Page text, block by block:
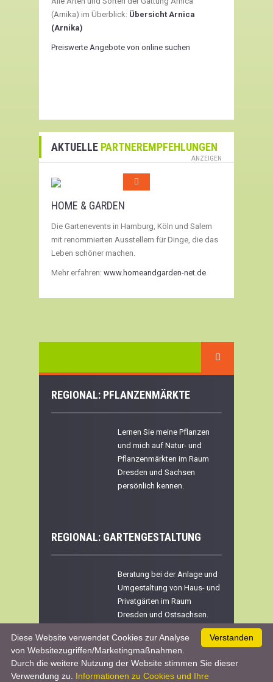
(Arnika) im Überblick: Übersicht Arnica
(Arnika)
Preiswerte Angebote von online suchen
AKTUELLE PARTNEREMPFEHLUNGEN
ANZEIGEN
HOME & GARDEN
Die Gartenevents in Hamburg, Köln und Salem
mit renommierten Ausstellern für Dinge, die das
Leben schöner machen.
Mehr erfahren: www.homeandgarden-net.de
REGIONAL: PFLANZENMÄRKTE
Lernen Sie meine Pflanzen
und mich auf Natur- und
Pflanzenmärkten im Raum
Dresden und Sachsen
persönlich kennen.
REGIONAL: GARTENGESTALTUNG
Beratung bei der Anlage und
Umgestaltung von Haus- und
Privatgärten im Raum
Dresden und Ostsachsen.
Werben & Kooperationen |Datenschutz &
Verstanden
Diese Website verwendet Cookies zur Analyse
von Websitezugriffen/Marketingmaßnahmen.
Durch die weitere Nutzung der Website stimmen Sie dieser
Verwendung zu. Informationen zu Cookies und Ihre